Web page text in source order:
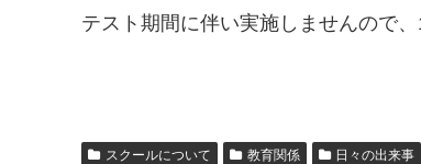
テスト期間に伴い実施しませんので
スクールについて 教育関係 日々の出来事